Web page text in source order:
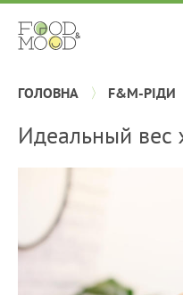
ГОЛОВНА F&M-РІДИ
Идеальный